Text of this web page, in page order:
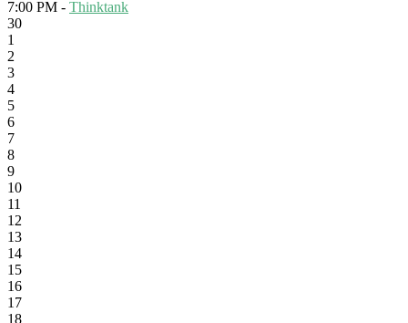
7:00 PM - Thinktank
30
1
2
3
4
5
6
7
8
9
10
11
12
13
14
15
16
17
18